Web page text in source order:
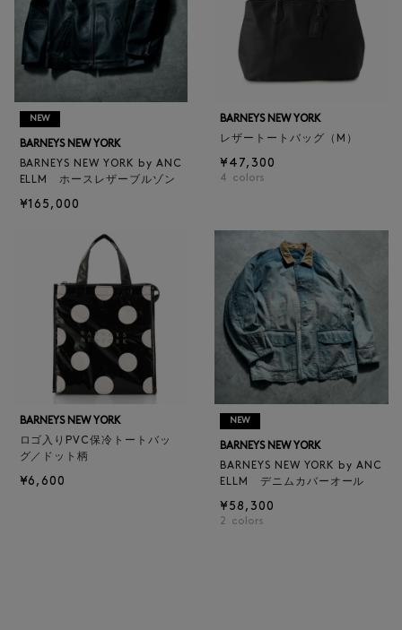
NEW
BARNEYS NEW YORK
BARNEYS NEW YORK by ANC
ELLM ホースレザーブルゾン
¥165,000
BARNEYS NEW YORK
レザートートバッグ（M）
¥47,300
4 colors
BARNEYS NEW YORK
ロゴ入りPVC保冷トートバッ
グ／ドット柄
¥6,600
NEW
BARNEYS NEW YORK
BARNEYS NEW YORK by ANC
ELLM デニムカバーオール
¥58,300
2 colors